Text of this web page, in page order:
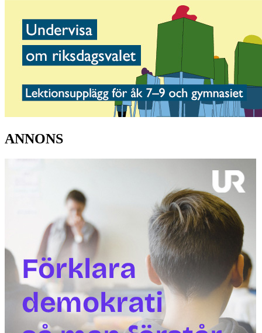
ANNONS